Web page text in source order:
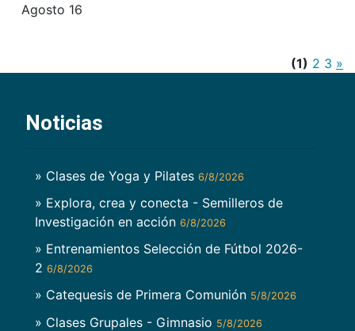
Agosto 16
(1) 2 3 »
Noticias
» Clases de Yoga y Pilates 6/8/2026
» Explora, crea y conecta - Semilleros de
Investigación en acción 6/8/2026
» Entrenamientos Selección de Fútbol 2026-
2 6/8/2026
» Catequesis de Primera Comunión 5/8/2026
» Clases Grupales - Gimnasio 5/8/2026